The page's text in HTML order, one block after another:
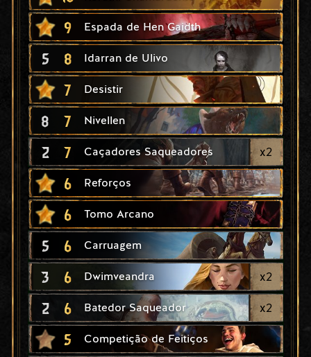
9 Espada de Hen Gaidth
5 8 Idarran de Ulivo
7 Desistir
8 7 Nivellen
2 7 Caçadores Saqueadores x2
6 Reforços
6 Tomo Arcano
5 6 Carruagem
3 6 Dwimveandra x2
2 6 Batedor Saqueador x2
5 Competição de Feitiços